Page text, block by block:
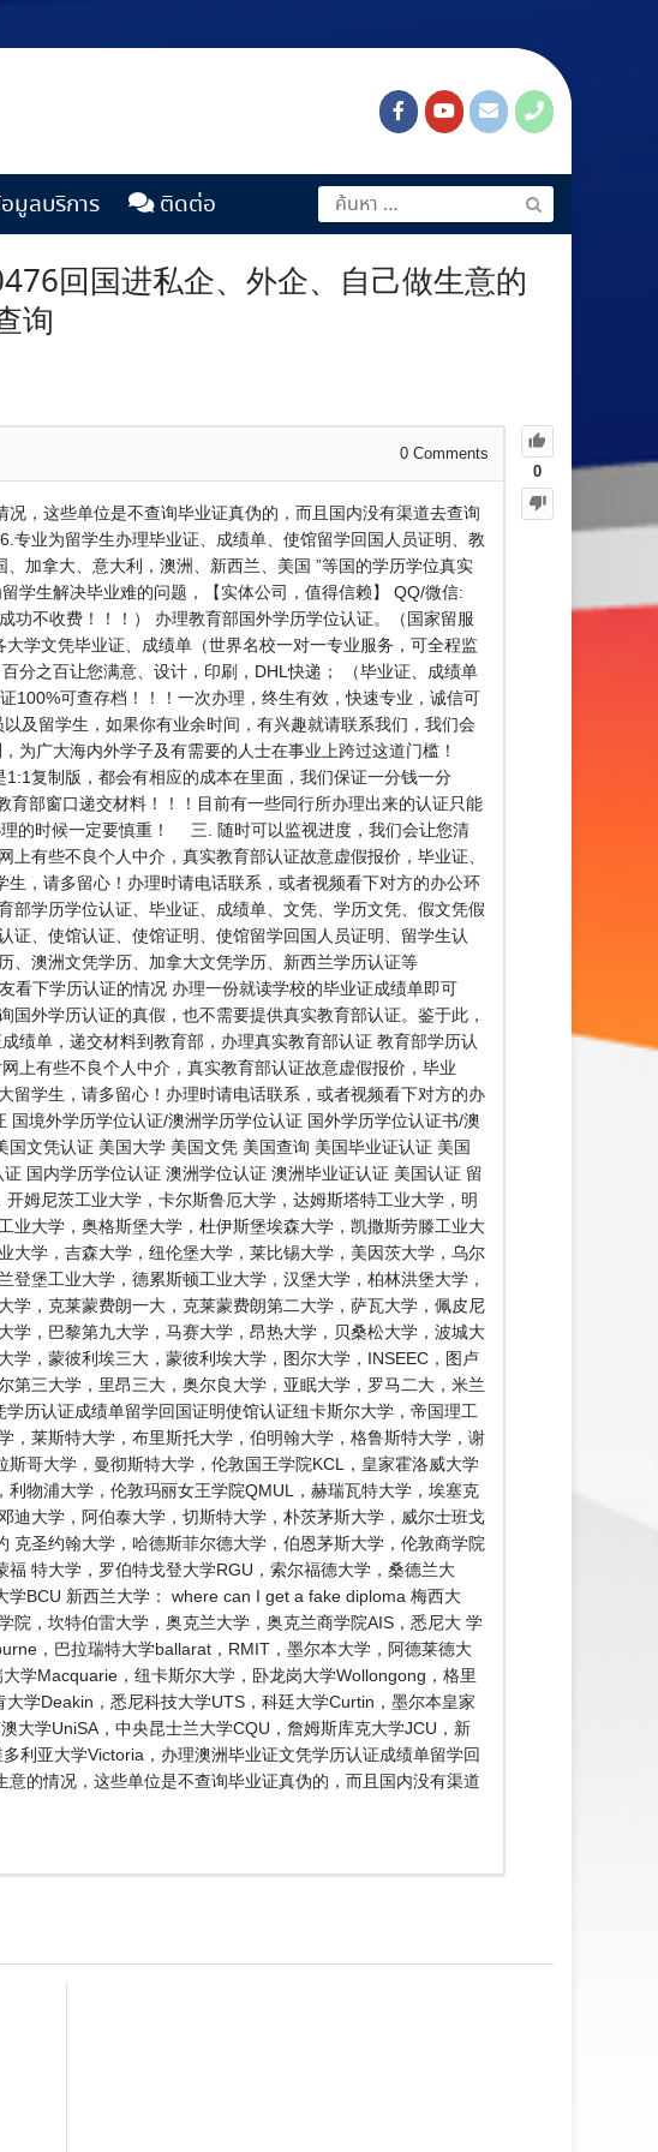
มูลบริการ ติดต่อ
回国进私企、外企、自己做生意的
询
0
0 Comments
，这些单位是不查询毕业证真伪的，而且国内没有渠道去查询
业为留学生办理毕业证、成绩单、使馆留学回国人员证明、教
加拿大、意大利，澳洲、新西兰、美国 ”等国的学历学位真实
学生解决毕业难的问题，【实体公司，值得信赖】 QQ/微信:
不收费！！！） 办理教育部国外学历学位认证。（国家留服
学文凭毕业证、成绩单（世界名校一对一专业服务，可全程监
分之百让您满意、设计，印刷，DHL快递； （毕业证、成绩单
100%可查存档！！！一次办理，终生有效，快速专业，诚信可
留学生，如果你有业余时间，有兴趣就请联系我们，我们会
广大海内外学子及有需要的人士在事业上跨过这道门槛！
复制版，都会有相应的成本在里面，我们保证一分钱一分
部窗口递交材料！！！目前有一些同行所办理出来的认证只能
的时候一定要慎重！ 三. 随时可以监视进度，我们会让您清
有些不良个人中介，真实教育部认证故意虚假报价，毕业证、
，请多留心！办理时请电话联系，或者视频看下对方的办公环
学历学位认证、毕业证、成绩单、文凭、学历文凭、假文凭假
、使馆认证、使馆证明、使馆留学回国人员证明、留学生认
、澳洲文凭学历、加拿大文凭学历、新西兰学历认证等
看下学历认证的情况 办理一份就读学校的毕业证成绩单即可
外学历认证的真假，也不需要提供真实教育部认证。鉴于此，
绩单，递交材料到教育部，办理真实教育部认证 教育部学历认
上有些不良个人中介，真实教育部认证故意虚假报价，毕业
学生，请多留心！办理时请电话联系，或者视频看下对方的办
境外学历学位认证/澳洲学历学位认证 国外学历学位认证书/澳
文凭认证 美国大学 美国文凭 美国查询 美国毕业证认证 美国
国内学历学位认证 澳洲学位认证 澳洲毕业证认证 美国认证 留
姆尼茨工业大学，卡尔斯鲁厄大学，达姆斯塔特工业大学，明
大学，奥格斯堡大学，杜伊斯堡埃森大学，凯撒斯劳滕工业大
学，吉森大学，纽伦堡大学，莱比锡大学，美因茨大学，乌尔
堡工业大学，德累斯顿工业大学，汉堡大学，柏林洪堡大学，
，克莱蒙费朗一大，克莱蒙费朗第二大学，萨瓦大学，佩皮尼
，巴黎第九大学，马赛大学，昂热大学，贝桑松大学，波城大
，蒙彼利埃三大，蒙彼利埃大学，图尔大学，INSEEC，图卢
三大学，里昂三大，奥尔良大学，亚眠大学，罗马二大，米兰
历认证成绩单留学回国证明使馆认证纽卡斯尔大学，帝国理工
莱斯特大学，布里斯托大学，伯明翰大学，格鲁斯特大学，谢
哥大学，曼彻斯特大学，伦敦国王学院KCL，皇家霍洛威大学
物浦大学，伦敦玛丽女王学院QMUL，赫瑞瓦特大学，埃塞克
大学，阿伯泰大学，切斯特大学，朴茨茅斯大学，威尔士班戈
克圣约翰大学，哈德斯菲尔德大学，伯恩茅斯大学，伦敦商学院
特大学，罗伯特戈登大学RGU，索尔福德大学，桑德兰大
BCU 新西兰大学： where can I get a fake diploma 梅西大
，坎特伯雷大学，奥克兰大学，奥克兰商学院AIS，悉尼大 学
，巴拉瑞特大学ballarat，RMIT，墨尔本大学，阿德莱德大
学Macquarie，纽卡斯尔大学，卧龙岗大学Wollongong，格里
学Deakin，悉尼科技大学UTS，科廷大学Curtin，墨尔本皇家
大学UniSA，中央昆士兰大学CQU，詹姆斯库克大学JCU，新
利亚大学Victoria，办理澳洲毕业证文凭学历认证成绩单留学回
的情况，这些单位是不查询毕业证真伪的，而且国内没有渠道